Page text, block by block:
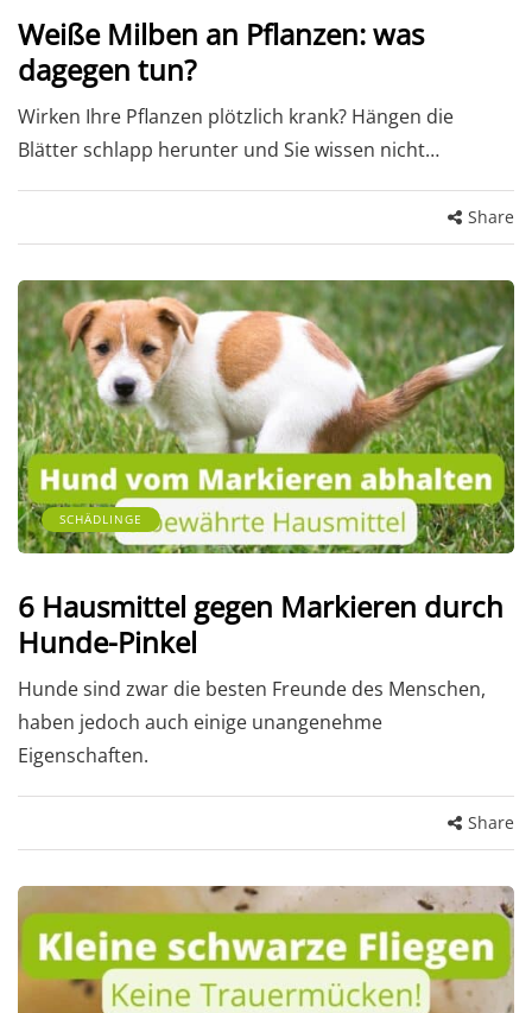
Weiße Milben an Pflanzen: was
dagegen tun?
Wirken Ihre Pflanzen plötzlich krank? Hängen die
Blätter schlapp herunter und Sie wissen nicht…
Share
SCHÄDLINGE
6 Hausmittel gegen Markieren durch
Hunde-Pinkel
Hunde sind zwar die besten Freunde des Menschen,
haben jedoch auch einige unangenehme
Eigenschaften.
Share